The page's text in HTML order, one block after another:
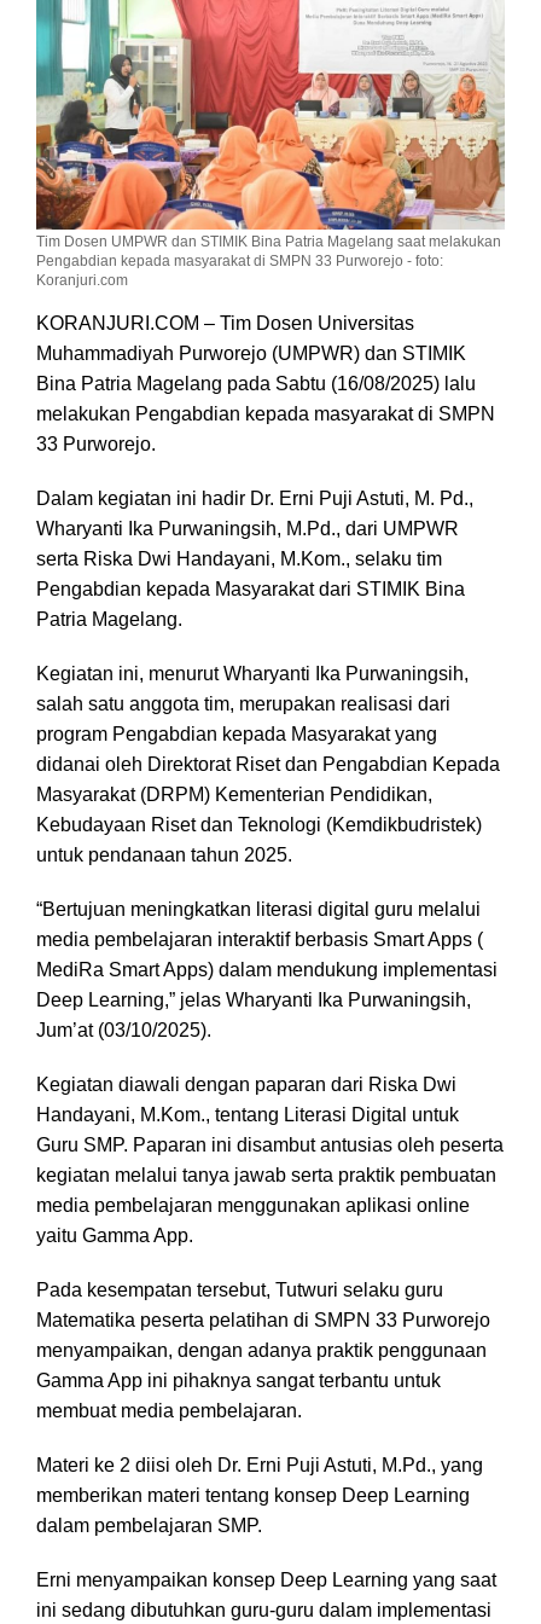
Tim Dosen UMPWR dan STIMIK Bina Patria Magelang saat melakukan
Pengabdian kepada masyarakat di SMPN 33 Purworejo - foto:
Koranjuri.com
KORANJURI.COM – Tim Dosen Universitas
Muhammadiyah Purworejo (UMPWR) dan STIMIK
Bina Patria Magelang pada Sabtu (16/08/2025) lalu
melakukan Pengabdian kepada masyarakat di SMPN
33 Purworejo.
Dalam kegiatan ini hadir Dr. Erni Puji Astuti, M. Pd.,
Wharyanti Ika Purwaningsih, M.Pd., dari UMPWR
serta Riska Dwi Handayani, M.Kom., selaku tim
Pengabdian kepada Masyarakat dari STIMIK Bina
Patria Magelang.
Kegiatan ini, menurut Wharyanti Ika Purwaningsih,
salah satu anggota tim, merupakan realisasi dari
program Pengabdian kepada Masyarakat yang
didanai oleh Direktorat Riset dan Pengabdian Kepada
Masyarakat (DRPM) Kementerian Pendidikan,
Kebudayaan Riset dan Teknologi (Kemdikbudristek)
untuk pendanaan tahun 2025.
“Bertujuan meningkatkan literasi digital guru melalui
media pembelajaran interaktif berbasis Smart Apps (
MediRa Smart Apps) dalam mendukung implementasi
Deep Learning,” jelas Wharyanti Ika Purwaningsih,
Jum’at (03/10/2025).
Kegiatan diawali dengan paparan dari Riska Dwi
Handayani, M.Kom., tentang Literasi Digital untuk
Guru SMP. Paparan ini disambut antusias oleh peserta
kegiatan melalui tanya jawab serta praktik pembuatan
media pembelajaran menggunakan aplikasi online
yaitu Gamma App.
Pada kesempatan tersebut, Tutwuri selaku guru
Matematika peserta pelatihan di SMPN 33 Purworejo
menyampaikan, dengan adanya praktik penggunaan
Gamma App ini pihaknya sangat terbantu untuk
membuat media pembelajaran.
Materi ke 2 diisi oleh Dr. Erni Puji Astuti, M.Pd., yang
memberikan materi tentang konsep Deep Learning
dalam pembelajaran SMP.
Erni menyampaikan konsep Deep Learning yang saat
ini sedang dibutuhkan guru-guru dalam implementasi